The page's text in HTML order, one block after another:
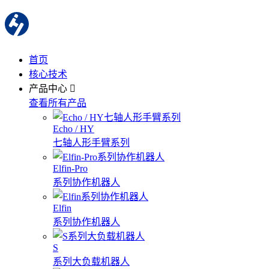
首页
核心技术
产品中心
查看所有产品
Echo / HY
七轴人形手臂系列
Elfin-Pro
系列协作机器人
Elfin
系列协作机器人
S
系列大负载机器人